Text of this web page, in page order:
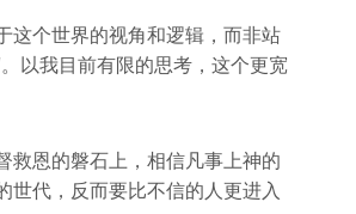
这个世界的视角和逻辑，而非站
以我目前有限的思考，这个更宽
救恩的磐石上，相信凡事上神的
世代，反而要比不信的人更进入